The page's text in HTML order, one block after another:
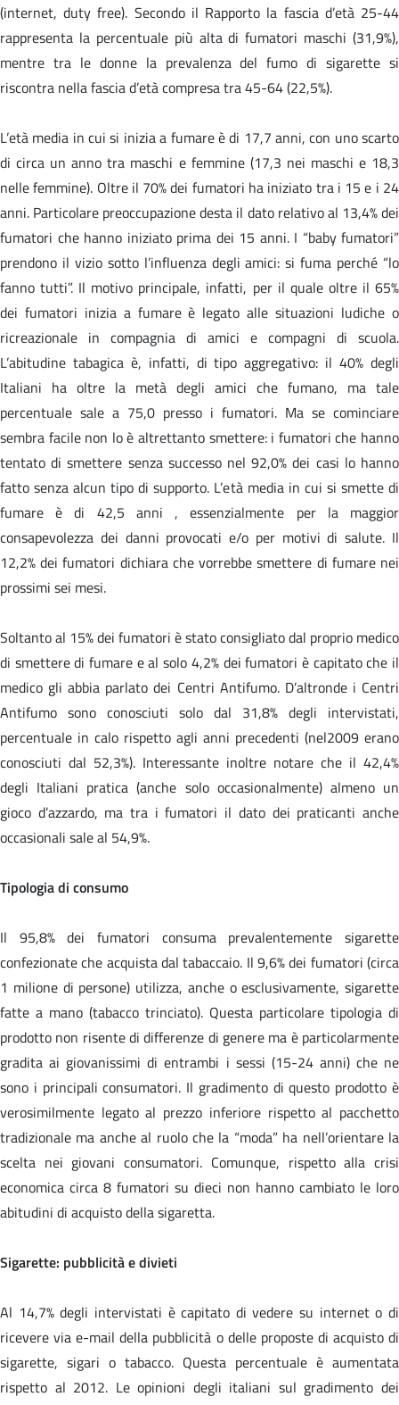
(internet, duty free). Secondo il Rapporto la fascia d’età 25-44
rappresenta la percentuale più alta di fumatori maschi (31,9%),
mentre tra le donne la prevalenza del fumo di sigarette si
riscontra nella fascia d’età compresa tra 45-64 (22,5%).
L’età media in cui si inizia a fumare è di 17,7 anni, con uno scarto
di circa un anno tra maschi e femmine (17,3 nei maschi e 18,3
nelle femmine). Oltre il 70% dei fumatori ha iniziato tra i 15 e i 24
anni. Particolare preoccupazione desta il dato relativo al 13,4% dei
fumatori che hanno iniziato prima dei 15 anni. I “baby fumatori”
prendono il vizio sotto l’influenza degli amici: si fuma perché “lo
fanno tutti”. Il motivo principale, infatti, per il quale oltre il 65%
dei fumatori inizia a fumare è legato alle situazioni ludiche o
ricreazionale in compagnia di amici e compagni di scuola.
L’abitudine tabagica è, infatti, di tipo aggregativo: il 40% degli
Italiani ha oltre la metà degli amici che fumano, ma tale
percentuale sale a 75,0 presso i fumatori. Ma se cominciare
sembra facile non lo è altrettanto smettere: i fumatori che hanno
tentato di smettere senza successo nel 92,0% dei casi lo hanno
fatto senza alcun tipo di supporto. L’età media in cui si smette di
fumare è di 42,5 anni , essenzialmente per la maggior
consapevolezza dei danni provocati e/o per motivi di salute. Il
12,2% dei fumatori dichiara che vorrebbe smettere di fumare nei
prossimi sei mesi.
Soltanto al 15% dei fumatori è stato consigliato dal proprio medico
di smettere di fumare e al solo 4,2% dei fumatori è capitato che il
medico gli abbia parlato dei Centri Antifumo. D’altronde i Centri
Antifumo sono conosciuti solo dal 31,8% degli intervistati,
percentuale in calo rispetto agli anni precedenti (nel2009 erano
conosciuti dal 52,3%). Interessante inoltre notare che il 42,4%
degli Italiani pratica (anche solo occasionalmente) almeno un
gioco d’azzardo, ma tra i fumatori il dato dei praticanti anche
occasionali sale al 54,9%.
Tipologia di consumo
Il 95,8% dei fumatori consuma prevalentemente sigarette
confezionate che acquista dal tabaccaio. Il 9,6% dei fumatori (circa
1 milione di persone) utilizza, anche o esclusivamente, sigarette
fatte a mano (tabacco trinciato). Questa particolare tipologia di
prodotto non risente di differenze di genere ma è particolarmente
gradita ai giovanissimi di entrambi i sessi (15-24 anni) che ne
sono i principali consumatori. Il gradimento di questo prodotto è
verosimilmente legato al prezzo inferiore rispetto al pacchetto
tradizionale ma anche al ruolo che la “moda” ha nell’orientare la
scelta nei giovani consumatori. Comunque, rispetto alla crisi
economica circa 8 fumatori su dieci non hanno cambiato le loro
abitudini di acquisto della sigaretta.
Sigarette: pubblicità e divieti
Al 14,7% degli intervistati è capitato di vedere su internet o di
ricevere via e-mail della pubblicità o delle proposte di acquisto di
sigarette, sigari o tabacco. Questa percentuale è aumentata
rispetto al 2012. Le opinioni degli italiani sul gradimento dei